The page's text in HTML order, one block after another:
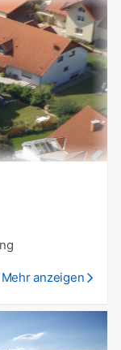
Mehr anzeigen